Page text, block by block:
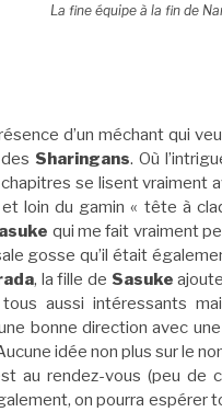
La fine équipe à la fin de
d’un méchant qui
Sharingans. Où
se lisent vraiment
loin du gamin « tête à
qui me fait vraiment
gosse qu’il était
, la fille de Sasuke
aussi intéressants
bonne direction avec
idée non plus sur le
au rendez-vous (peu de
on pourra espérer